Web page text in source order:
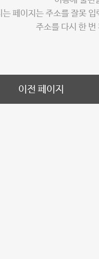
는 페이지는 주소를 잘못
주소를 다시 한
이전 페이지